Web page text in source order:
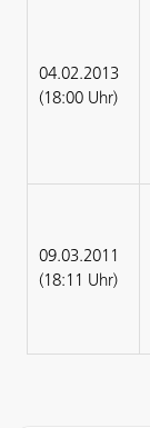
04.02.2013
(18:00 Uhr)
09.03.2011
(18:11 Uhr)